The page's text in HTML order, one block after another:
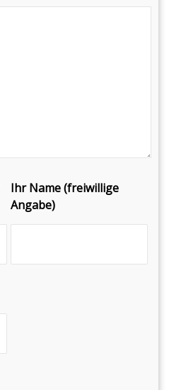
Ihr Name (freiwillige
Angabe)